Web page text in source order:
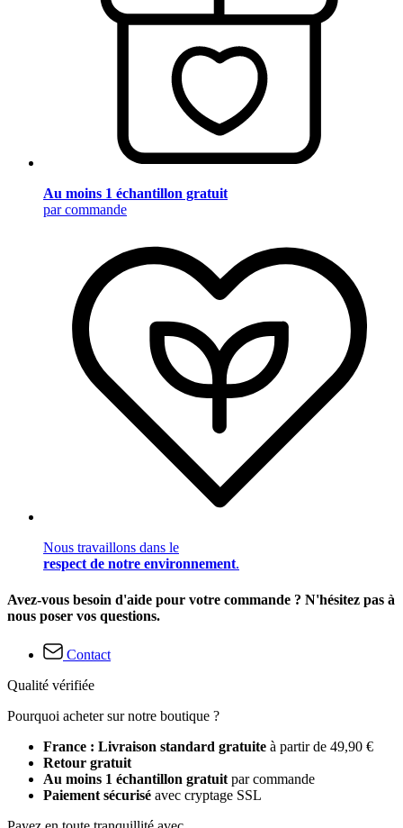
Au moins 1 échantillon gratuit
par commande
Nous travaillons dans le
respect de notre environnement.
Avez-vous besoin d'aide pour votre commande ? N'hésitez pas à
nous poser vos questions.
Contact
Qualité vérifiée
Pourquoi acheter sur notre boutique ?
France : Livraison standard gratuite à partir de 49,90 €
Retour gratuit
Au moins 1 échantillon gratuit par commande
Paiement sécurisé avec cryptage SSL